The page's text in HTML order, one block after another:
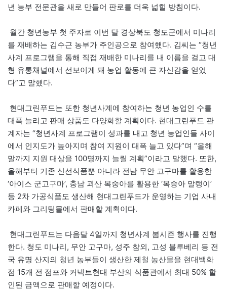
년 농부 전문관을 새로 만들어 판로를 더욱 넓힐 방침이다.
월간 청년농부 첫 주자로 이번 달 경상북도 청도군에서 미나리
를 재배하는 김수근 농부가 주인공으로 참여했다. 김씨는 “청년
사계 프로그램을 통해 직접 재배한 미나리를 내 이름을 걸고 대
형 유통채널에서 선보이게 돼 농업 활동에 큰 자신감을 얻었
다”고 말했다.
현대그린푸드는 또한 청년사계에 참여하는 청년 농업인 수를
대폭 늘리고 판매 상품도 다양화할 계획이다. 현대그린푸드 관
계자는 “청년사계 프로그램이 성과를 내고 청년 농업인들 사이
에서 인지도가 높아지며 참여 지원이 대폭 늘고 있다”며 “올해
말까지 지원 대상을 100명까지 늘릴 계획”이라고 말했다. 또한,
올해부터 기존 신선식품뿐 아니라 전남 무안 고구마를 활용한
‘아이스 군고구마’, 충남 괴산 복숭아를 활용한 ‘복숭아 말랭이’
등 2차 가공식품도 생산해 현대그린푸드가 운영하는 기업 사내
카페와 그리팅몰에서 판매할 계획이다.
현대그린푸드는 다음달 4일까지 청년사계 봄시즌 행사를 진행
한다. 청도 미나리, 무안 고구마, 성주 참외, 고성 블루베리 등 전
국 유명 산지의 청년 농부들이 생산한 제철 농산물을 현대백화
점 15개 전 점포와 커넥트현대 부산의 식품관에서 최대 50% 할
인된 금액으로 판매할 예정이다.